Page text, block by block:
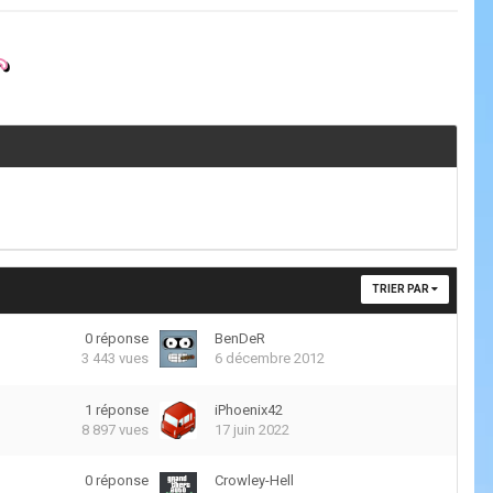
TRIER PAR
0 réponse
3 443 vues
BenDeR
6 décembre 2012
1 réponse
8 897 vues
iPhoenix42
17 juin 2022
0 réponse
Crowley-Hell